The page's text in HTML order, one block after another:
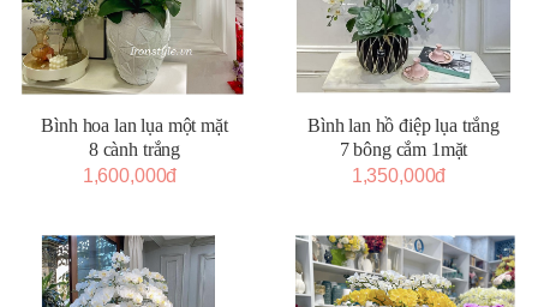
Bình hoa lan lụa một mặt
8 cành trắng
1,600,000đ
Bình lan hồ điệp lụa trắng
7 bông cắm 1mặt
1,350,000đ